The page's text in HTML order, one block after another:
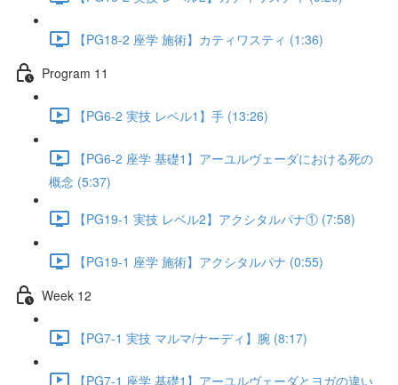
【PG18-2 座学 施術】カティワスティ (1:36)
Program 11
【PG6-2 実技 レベル1】手 (13:26)
【PG6-2 座学 基礎1】アーユルヴェーダにおける死の
概念 (5:37)
【PG19-1 実技 レベル2】アクシタルパナ① (7:58)
【PG19-1 座学 施術】アクシタルパナ (0:55)
Week 12
【PG7-1 実技 マルマ/ナーディ】腕 (8:17)
【PG7-1 座学 基礎1】アーユルヴェーダとヨガの違い